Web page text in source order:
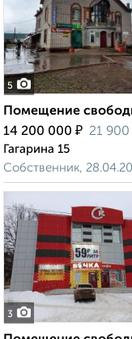
5
Помещение
14 200 000 ₽ 21 900
Гагарина 15
Собственник,
3